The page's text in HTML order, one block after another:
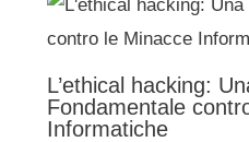
L’ethical hacking:
Fondamentale
Informatiche